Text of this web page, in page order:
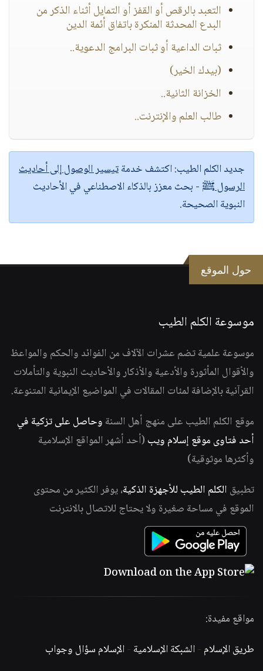
التعبد بالرقص أو القفز أو التمايل أثناء الذكر من
البدع المحدثة المنكرة باتفاق أئمة الدين
ثبات الداعية أو ثبات البرامج الدعوية..
(بيدك الخير)
الخزانة الثانية..
طالب العلم والإنترنت..
جديد الكلم الطيب:اكتشف خدمةتيسير الوصول إلى أحاديث
الرسول ﷺ - بحث معزز بالذكاء الاصطناعي في الأحاديث
النبوية الصحيحة.
حول الموقع
موسوعة الكلم الطيب
موسوعة علمية تضم عشرات الآلاف من الفوائد والحكم والمواعظ
والأقوال المأثورة والأدعية والأذكار والأحاديث النبوية والتأملات
القرآنية بالإضافة لمئات المقالات في المواضيع الإيمانية المتنوعة.
موقع الكلم الطيب على منهج أهل السنة وحاصل على تزكية في
أحد فتاوى موقع إسلام ويب (أحد أشهر المواقع الإسلامية
وأكثرها موثوقية)
تطبيق الكلم الطيب للأجهزة الذكية، يوفر الكثير من محتوى
الموقع في مساحة صغيرة ولا يحتاج للاتصال بالانترنت
مواقع مفيدة:
طريق الإسلام -الشبكة الإسلامية -الإسلام سؤال وجواب